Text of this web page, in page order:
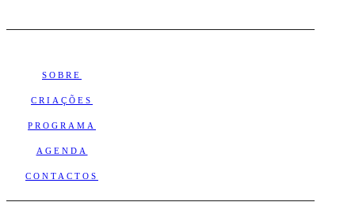
SOBRE
CRIAÇÕES
PROGRAMA
AGENDA
CONTACTOS